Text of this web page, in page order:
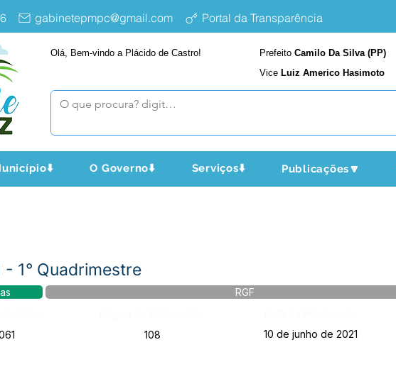
gabinetepmpc@gmail.com Portal da Transparência
Olá, Bem-vindo a Plácido de Castro! Prefeito Camilo Da Silva (PP)
Vice Luiz Americo Hasimoto
O Governo⬇️ Serviços⬇️ Publicações🔽
- 1° Quadrimestre
RGF
108 10 de junho de 2021